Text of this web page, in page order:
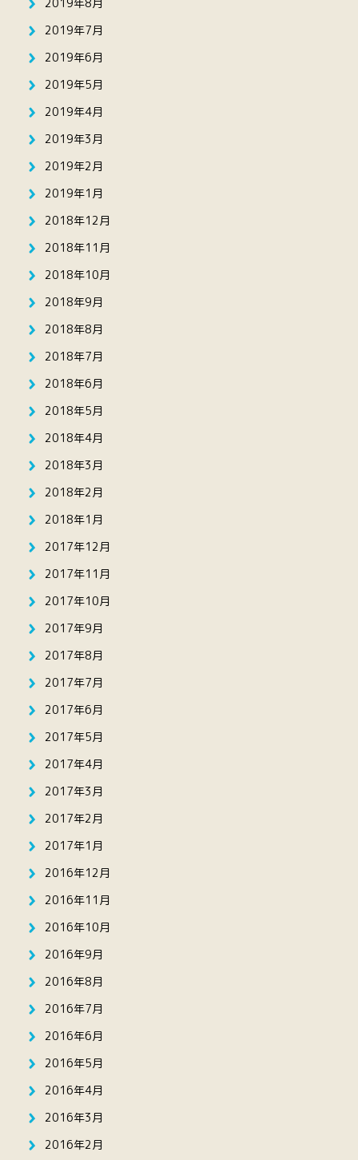
2019年8月
2019年7月
2019年6月
2019年5月
2019年4月
2019年3月
2019年2月
2019年1月
2018年12月
2018年11月
2018年10月
2018年9月
2018年8月
2018年7月
2018年6月
2018年5月
2018年4月
2018年3月
2018年2月
2018年1月
2017年12月
2017年11月
2017年10月
2017年9月
2017年8月
2017年7月
2017年6月
2017年5月
2017年4月
2017年3月
2017年2月
2017年1月
2016年12月
2016年11月
2016年10月
2016年9月
2016年8月
2016年7月
2016年6月
2016年5月
2016年4月
2016年3月
2016年2月